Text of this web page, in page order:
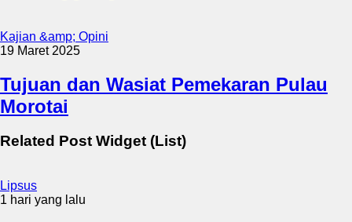
Kajian &amp; Opini
19 Maret 2025
Tujuan dan Wasiat Pemekaran Pulau
Morotai
Related Post Widget (List)
Lipsus
1 hari yang lalu